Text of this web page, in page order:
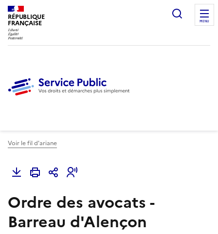
RÉPUBLIQUE
FRANÇAISE
Ouvrir
MENU
Voir le fil d'ariane
Ordre des avocats -
Barreau d'Alençon